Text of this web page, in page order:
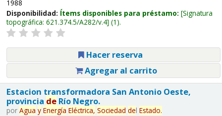
1988
Disponibilidad: Ítems disponibles para préstamo: Signatura
topográfica: 621.374.5/A282/v.4 (1).
Hacer reserva
Agregar al carrito
Estacion transformadora San Antonio Oeste,
provincia deRío Negro.
por Agua y Energía Eléctrica, Sociedad del Estado.